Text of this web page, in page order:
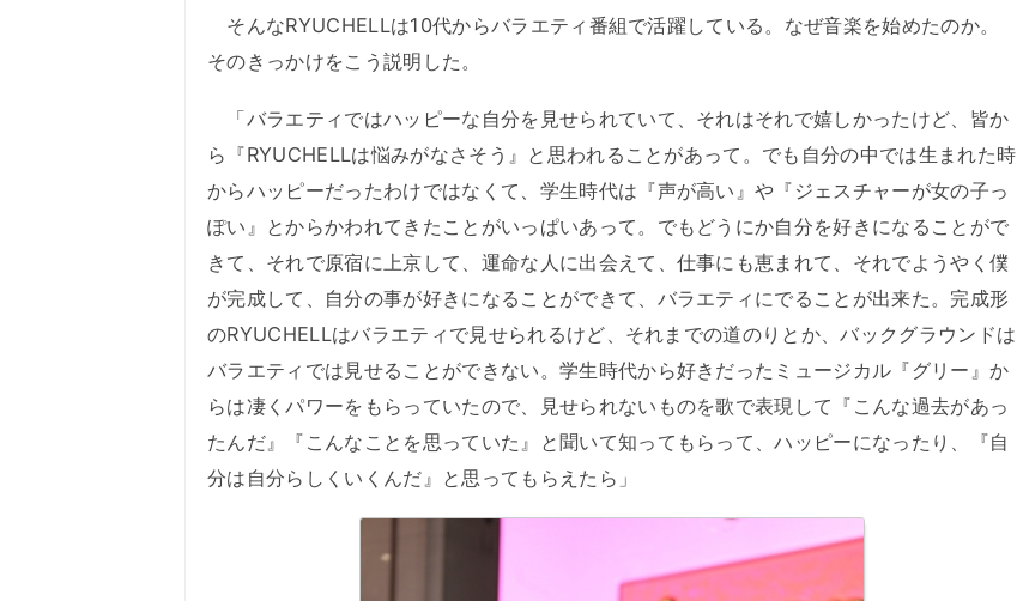
そんなRYUCHELLは10代からバラエティ番組で活躍している。なぜ音楽を始めたのか。
そのきっかけをこう説明した。
「バラエティではハッピーな自分を見せられていて、それはそれで嬉しかったけど、皆か
ら『RYUCHELLは悩みがなさそう』と思われることがあって。でも自分の中では生まれた時
からハッピーだったわけではなくて、学生時代は『声が高い』や『ジェスチャーが女の子っ
ぽい』とからかわれてきたことがいっぱいあって。でもどうにか自分を好きになることがで
きて、それで原宿に上京して、運命な人に出会えて、仕事にも恵まれて、それでようやく僕
が完成して、自分の事が好きになることができて、バラエティにでることが出来た。完成形
のRYUCHELLはバラエティで見せられるけど、それまでの道のりとか、バックグラウンドは
バラエティでは見せることができない。学生時代から好きだったミュージカル『グリー』か
らは凄くパワーをもらっていたので、見せられないものを歌で表現して『こんな過去があっ
たんだ』『こんなことを思っていた』と聞いて知ってもらって、ハッピーになったり、『自
分は自分らしくいくんだ』と思ってもらえたら」